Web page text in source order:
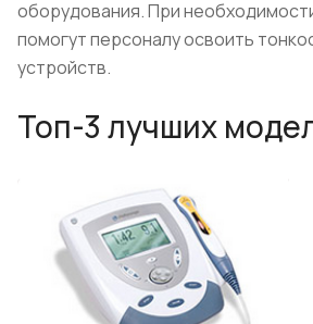
оборудования. При
помогут персоналу освоить
устройств.
Топ-3 лучших